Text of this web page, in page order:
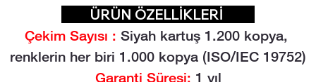
ÜRÜN ÖZELLİKLERİ
Çekim Sayısı : Siyah kartuş 1.200 kopya,
renklerin her biri 1.000 kopya (ISO/IEC 19752)
Garanti Süresi: 1 yıl